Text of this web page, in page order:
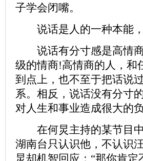
子学会闭嘴。
说话是人的一种本能，
说话有分寸感是高情商
级的情商!高情商的人，和
到点上，也不至于把话说
系。相反，说话没有分寸
对人生和事业造成很大的负
在何炅主持的某节目中
湖南台只认识他，不认识
炅却机智回应：“那你肯